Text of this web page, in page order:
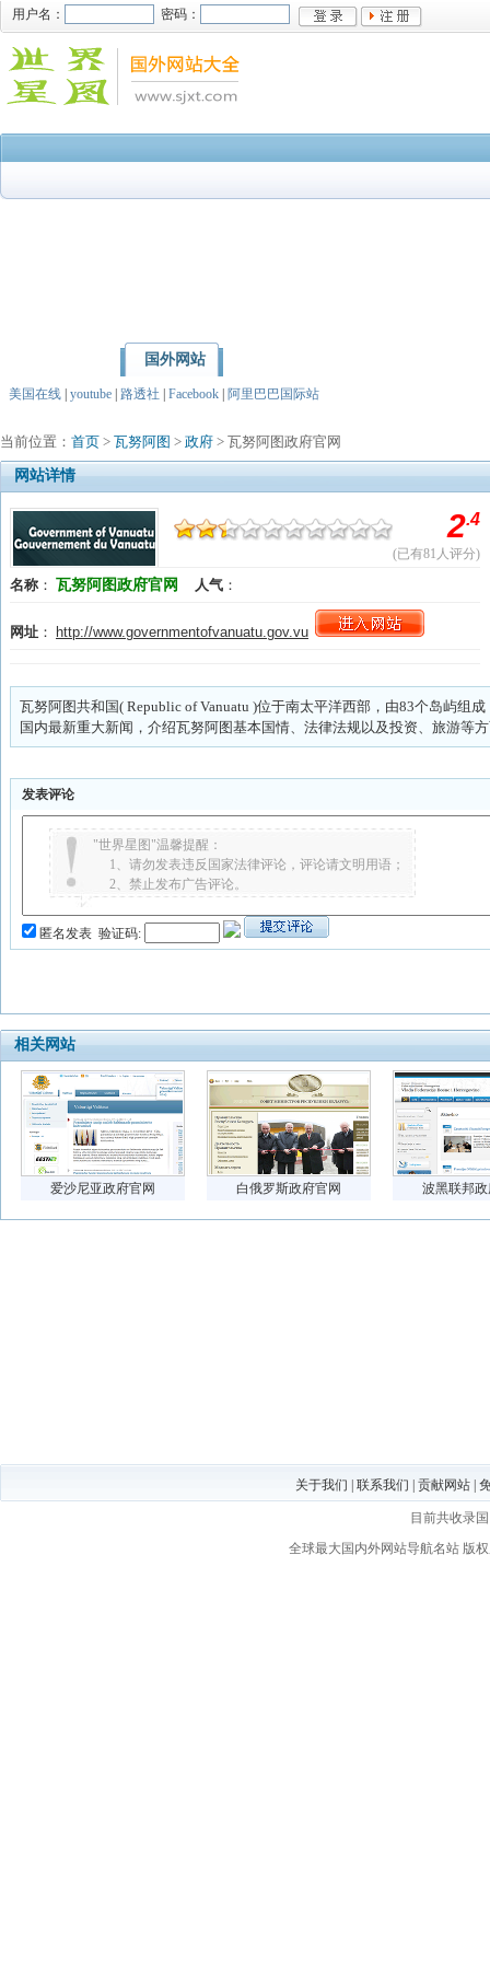
用户名： 密码：
国外网站
美国在线 youtube 路透社 Facebook 阿里巴巴国际站
当前位置： 首页 > 瓦努阿图 > 政府 > 瓦努阿图政府官网
网站详情
名称 ： 瓦努阿图政府官网 人气 ：
网址 ： http://www.governmentofvanuatu.gov.vu
瓦努阿图共和国( Republic of Vanuatu )位于南太平洋西部，由83个岛屿组
国内最新重大新闻，介绍瓦努阿图基本国情、法律法规以及投资、旅游等
发表评论
"世界星图"温馨提醒：
1、请勿发表违反国家法律评论，评论请文明用语；
2、禁止发布广告评论。
匿名发表 验证码:
相关网站
爱沙尼亚政府官网 白俄罗斯政府官网 波黑联邦
关于我们 联系我们 贡献网站
目前共收录
全球最大国内外网站导航名站版权